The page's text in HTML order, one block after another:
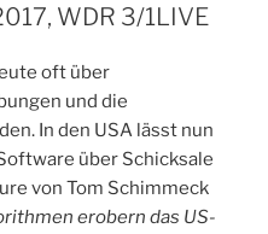
WDR 3/1LIVE
oft über
und die
In den USA lässt nun
über Schicksale
von Tom Schimmeck
erobern das US-